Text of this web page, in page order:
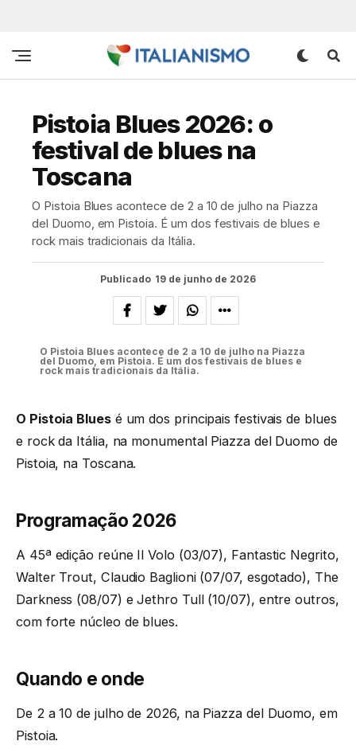
Pistoia Blues 2026: o
festival de blues na
Toscana
O Pistoia Blues acontece de 2 a 10 de julho na Piazza
del Duomo, em Pistoia. É um dos festivais de blues e
rock mais tradicionais da Itália.
Publicado 19 de junho de 2026
O Pistoia Blues acontece de 2 a 10 de julho na Piazza
del Duomo, em Pistoia. É um dos festivais de blues e
rock mais tradicionais da Itália.
O Pistoia Bluesé um dos principais festivais de blues
e rock da Itália, na monumental Piazza del Duomo de
Pistoia, na Toscana.
Programação 2026
A 45ª edição reúne Il Volo (03/07), Fantastic Negrito,
Walter Trout, Claudio Baglioni (07/07, esgotado), The
Darkness (08/07) e Jethro Tull (10/07), entre outros,
com forte núcleo de blues.
Quando e onde
De 2 a 10 de julho de 2026, na Piazza del Duomo, em
Pistoia.